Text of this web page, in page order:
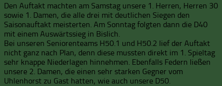
Den Auftakt machten am Samstag unsere 1. Herren, Herren 30
sowie 1. Damen, die alle drei mit deutlichen Siegen den
Saisonauftakt meisterten. Am Sonntag folgten dann die D40
mit einem Auswärtssieg in Bislich.
Bei unseren Seniorenteams H50.1 und H50.2 lief der Auftakt
nicht ganz nach Plan, denn diese mussten direkt im 1. Spieltag
sehr knappe Niederlagen hinnehmen. Ebenfalls Federn ließen
unsere 2. Damen, die einen sehr starken Gegner vom
Uhlenhorst zu Gast hatten, wie auch unsere D50.